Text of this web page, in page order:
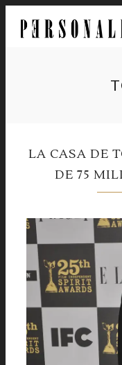
LA CASA DE
DE 75